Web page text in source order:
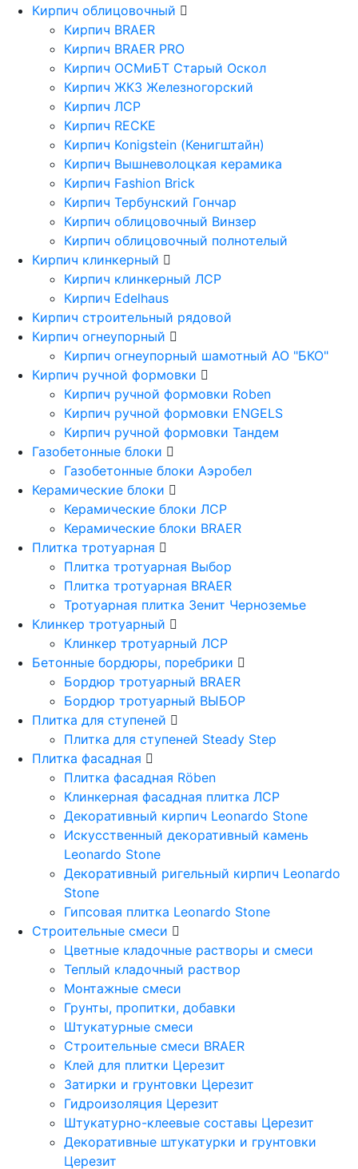
Кирпич облицовочный
Кирпич BRAER
Кирпич BRAER PRO
Кирпич ОСМиБТ Старый Оскол
Кирпич ЖКЗ Железногорский
Кирпич ЛСР
Кирпич RECKE
Кирпич Konigstein (Кенигштайн)
Кирпич Вышневолоцкая керамика
Кирпич Fashion Brick
Кирпич Тербунский Гончар
Кирпич облицовочный Винзер
Кирпич облицовочный полнотелый
Кирпич клинкерный
Кирпич клинкерный ЛСР
Кирпич Edelhaus
Кирпич строительный рядовой
Кирпич огнеупорный
Кирпич огнеупорный шамотный АО "БКО"
Кирпич ручной формовки
Кирпич ручной формовки Roben
Кирпич ручной формовки ENGELS
Кирпич ручной формовки Тандем
Газобетонные блоки
Газобетонные блоки Аэробел
Керамические блоки
Керамические блоки ЛСР
Керамические блоки BRAER
Плитка тротуарная
Плитка тротуарная Выбор
Плитка тротуарная BRAER
Тротуарная плитка Зенит Черноземье
Клинкер тротуарный
Клинкер тротуарный ЛСР
Бетонные бордюры, поребрики
Бордюр тротуарный BRAER
Бордюр тротуарный ВЫБОР
Плитка для ступеней
Плитка для ступеней Steady Step
Плитка фасадная
Плитка фасадная Röben
Клинкерная фасадная плитка ЛСР
Декоративный кирпич Leonardo Stone
Искусственный декоративный камень
Leonardo Stone
Декоративный ригельный кирпич Leonardo
Stone
Гипсовая плитка Leonardo Stone
Строительные смеси
Цветные кладочные растворы и смеси
Теплый кладочный раствор
Монтажные смеси
Грунты, пропитки, добавки
Штукатурные смеси
Строительные смеси BRAER
Клей для плитки Церезит
Затирки и грунтовки Церезит
Гидроизоляция Церезит
Штукатурно-клеевые составы Церезит
Декоративные штукатурки и грунтовки
Церезит